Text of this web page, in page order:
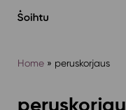
sisältöön
Home» peruskorjaus